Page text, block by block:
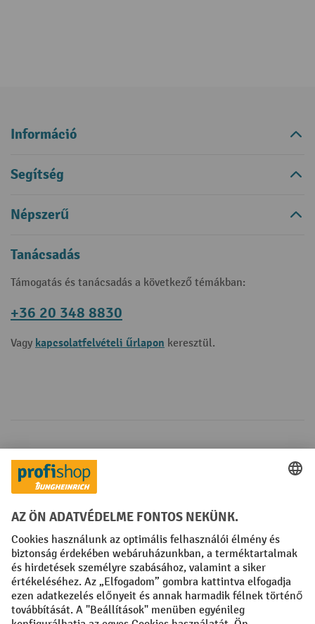
Információ
Segítség
Népszerű
Tanácsadás
Támogatás és tanácsadás a következő témákban:
+36 20 348 8830
Vagy kapcsolatfelvételi űrlapon keresztül.
Fizetési lehetőségek
Creditcard (Master)Creditcard (Visa)
Közösségi Média
Facebook
YouTube
LinkedIn
Instagram